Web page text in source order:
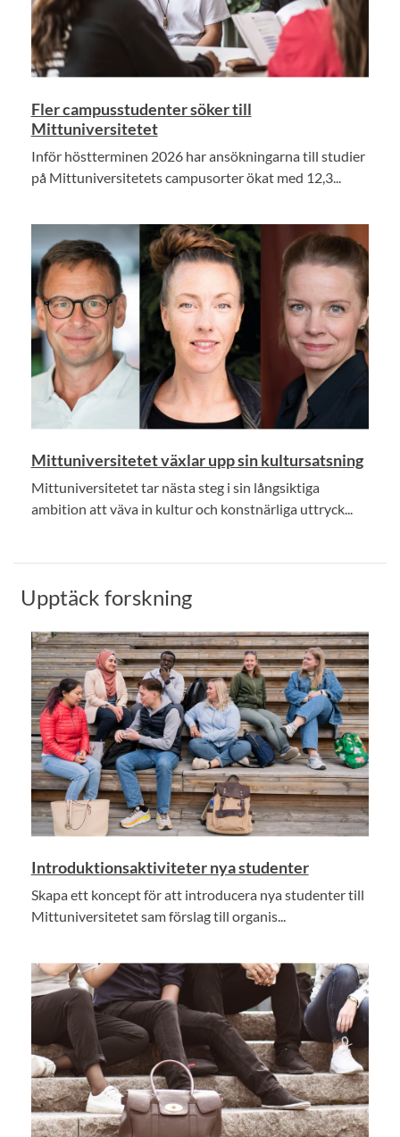
Fler campusstudenter söker till
Mittuniversitetet
Inför höstterminen 2026 har ansökningarna till studier
på Mittuniversitetets campusorter ökat med 12,3...
Mittuniversitetet växlar upp sin kultursatsning
Mittuniversitetet tar nästa steg i sin långsiktiga
ambition att väva in kultur och konstnärliga uttryck...
Upptäck forskning
Introduktionsaktiviteter nya studenter
Skapa ett koncept för att introducera nya studenter till
Mittuniversitetet sam förslag till organis...